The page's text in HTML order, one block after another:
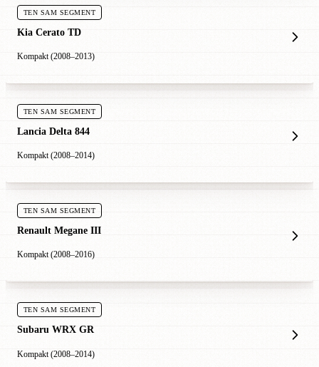
TEN SAM SEGMENT
Kia Cerato TD
Kompakt (2008–2013)
TEN SAM SEGMENT
Lancia Delta 844
Kompakt (2008–2014)
TEN SAM SEGMENT
Renault Megane III
Kompakt (2008–2016)
TEN SAM SEGMENT
Subaru WRX GR
Kompakt (2008–2014)